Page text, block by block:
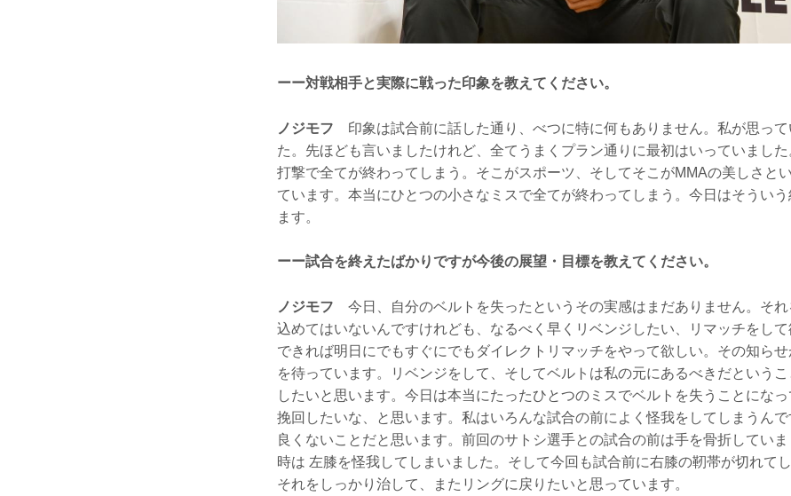
ーー対戦相手と実際に戦った印象を教えてください。
ノジモフ 印象は試合前に話した通り、べつに特に何もありません。私が思って
た。先ほども言いましたけれど、全てうまくプラン通りに最初はいっていまし
打撃で全てが終わってしまう。そこがスポーツ、そしてそこがMMAの美しさと
ています。本当にひとつの小さなミスで全てが終わってしまう。今日はそうい
ます。
ーー試合を終えたばかりですが今後の展望・目標を教えてください。
ノジモフ 今日、自分のベルトを失ったというその実感はまだありません。それ
込めてはいないんですけれども、なるべく早くリベンジしたい、リマッチをして
できれば明日にでもすぐにでもダイレクトリマッチをやって欲しい。その知ら
を待っています。リベンジをして、そしてベルトは私の元にあるべきだという
したいと思います。今日は本当にたったひとつのミスでベルトを失うことにな
挽回したいな、と思います。私はいろんな試合の前によく怪我をしてしまうん
良くないことだと思います。前回のサトシ選手との試合の前は手を骨折してい
時は 左膝を怪我してしまいました。そして今回も試合前に右膝の靭帯が切れてし
それをしっかり治して、またリングに戻りたいと思っています。